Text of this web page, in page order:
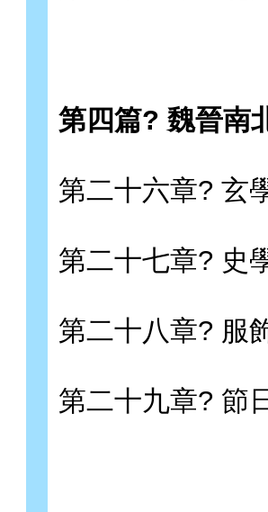
第四篇? 魏晉南
第二十六章? 玄
第二十七章? 史
第二十八章? 服
第二十九章? 節